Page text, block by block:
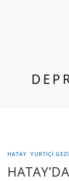
HATAY YURTIÇI